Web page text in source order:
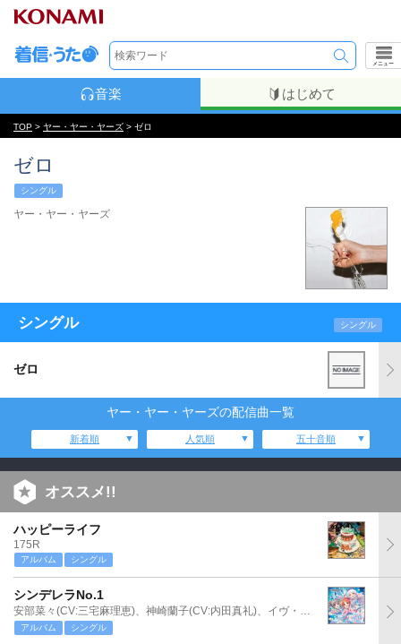
メニュー
音楽 はじめて
TOP > ヤー・ヤー・ヤーズ > ゼロ
ゼロ
シングル
ヤー・ヤー・ヤーズ
シングル シングル
ゼロ
ヤー・ヤー・ヤーズの配信曲一覧
新着順 人気順 五十音順
オススメ!!
ハッピーライフ
175R
アルバム シングル
シンデレラNo.1
安部菜々(CV:三宅麻理恵)、神崎蘭子(CV:内田真礼)、イヴ・サンタクロース(CV:松永あかね)
アルバム シングル